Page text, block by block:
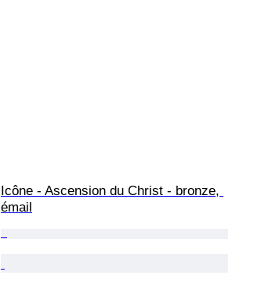
Icône - Ascension du Christ - bronze,
émail